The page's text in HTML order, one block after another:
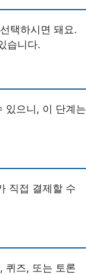
택하시면 돼요.
습니다.
있으니, 이 단계는
직접 결제할 수
퀴즈, 또는 토론